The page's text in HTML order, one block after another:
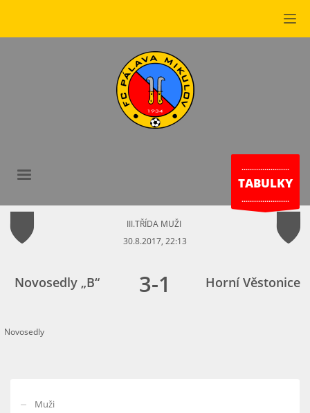
.......................
TABULKY
.......................
III.TŘÍDA MUŽI
30.8.2017, 22:13
Novosedly „B“ 3-1 Horní Věstonice
Novosedly
Muži